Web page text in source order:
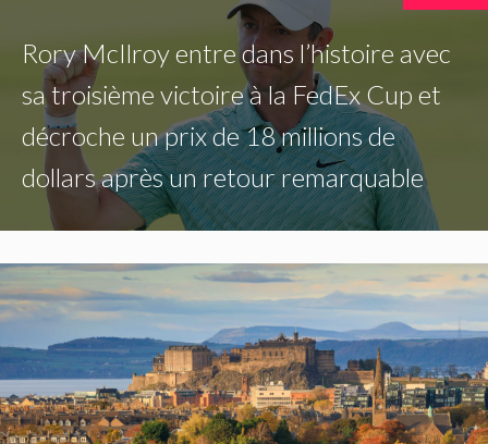
Rory McIlroy entre dans l’histoire avec
sa troisième victoire à la FedEx Cup et
décroche un prix de 18 millions de
dollars après un retour remarquable